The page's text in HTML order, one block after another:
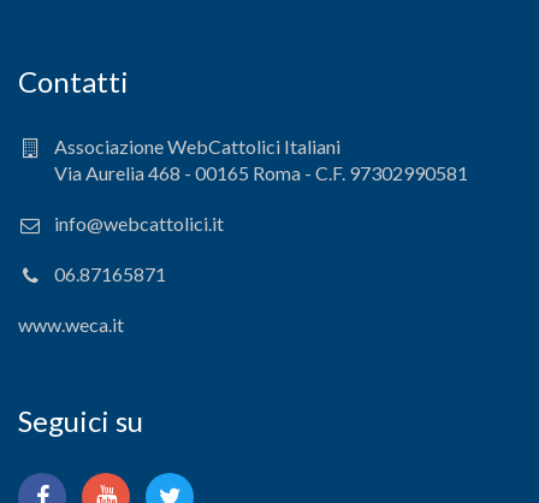
Contatti
Associazione WebCattolici Italiani
Via Aurelia 468 - 00165 Roma - C.F. 97302990581
info@webcattolici.it
06.87165871
www.weca.it
Seguici su